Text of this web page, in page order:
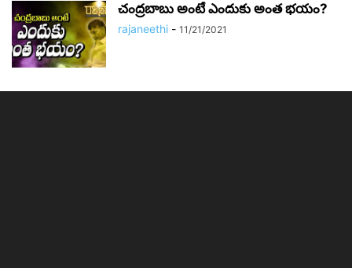
చంద్రబాబు అంటే ఎందుకు అంత భయం?
rajaneethi - 11/21/2021